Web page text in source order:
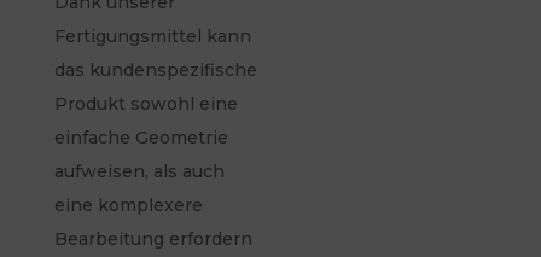
Fertigungsmittel kann
das kundenspezifische
Produkt sowohl eine
einfache Geometrie
aufweisen, als auch
eine komplexere
Bearbeitung erfordern